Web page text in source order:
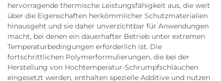
hervorragende thermische Leistungsfähigkeit aus, die weit
über die Eigenschaften herkömmlicher Schutzmaterialien
hinausgeht und sie daher unverzichtbar für Anwendungen
macht, bei denen ein dauerhafter Betrieb unter extremen
Temperaturbedingungen erforderlich ist. Die
fortschrittlichen Polymerformulierungen, die bei der
Herstellung von Hochtemperatur-Schrumpfschläuchen
eingesetzt werden, enthalten spezielle Additive und nutzen